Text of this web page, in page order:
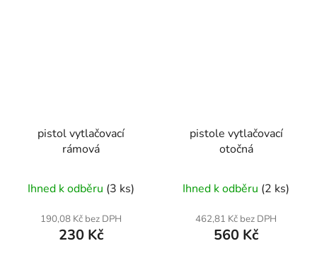
pistol vytlačovací
rámová
Ihned k odběru (3 ks)
190,08 Kč bez DPH
230 Kč
pistole vytlačovací
otočná
Ihned k odběru (2 ks)
462,81 Kč bez DPH
560 Kč